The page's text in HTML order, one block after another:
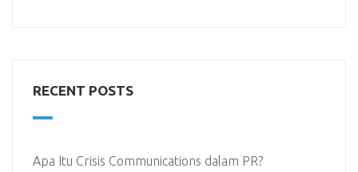
RECENT POSTS
Apa Itu Crisis Communications dalam PR?